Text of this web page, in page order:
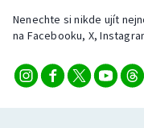
Nenechte si nikde ujít
na Facebooku, X,